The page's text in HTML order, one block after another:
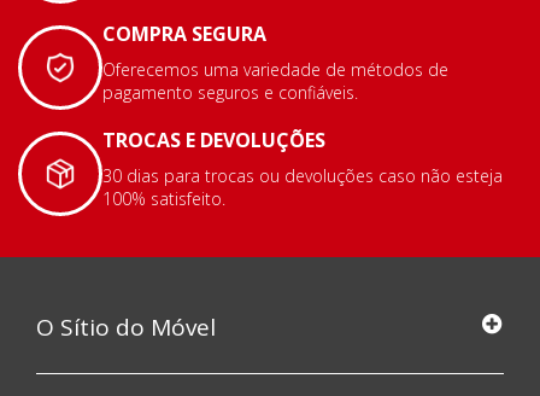
COMPRA SEGURA
Oferecemos uma variedade de métodos de
pagamento seguros e confiáveis.
TROCAS E DEVOLUÇÕES
30 dias para trocas ou devoluções caso não esteja
100% satisfeito.
O Sítio do Móvel